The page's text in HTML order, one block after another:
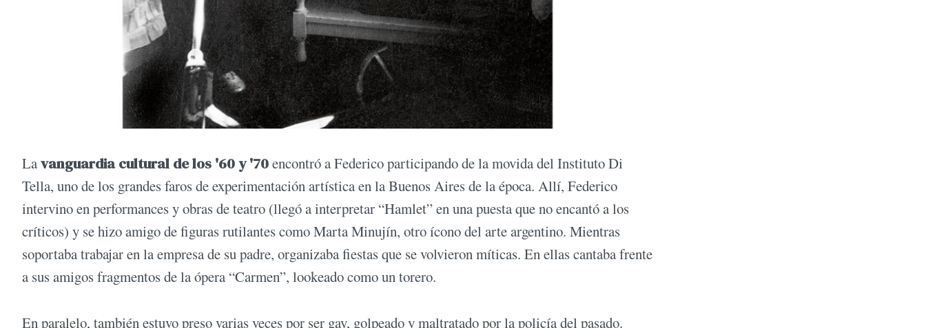
Lavanguardia cultural de los '60 y '70encontró a Federico participando de la movida del Instituto Di
Tella, uno de los grandes faros de experimentación artística en la Buenos Aires de la época. Allí, Federico
intervino en performances y obras de teatro (llegó a interpretar “Hamlet” en una puesta que no encantó a los
críticos) y se hizo amigo de figuras rutilantes como Marta Minujín, otro ícono del arte argentino. Mientras
soportaba trabajar en la empresa de su padre, organizaba fiestas que se volvieron míticas. En ellas cantaba frente
a sus amigos fragmentos de la ópera “Carmen”, lookeado como un torero.
En paralelo, también estuvo preso varias veces por ser gay, golpeado y maltratado por la policía del pasado.